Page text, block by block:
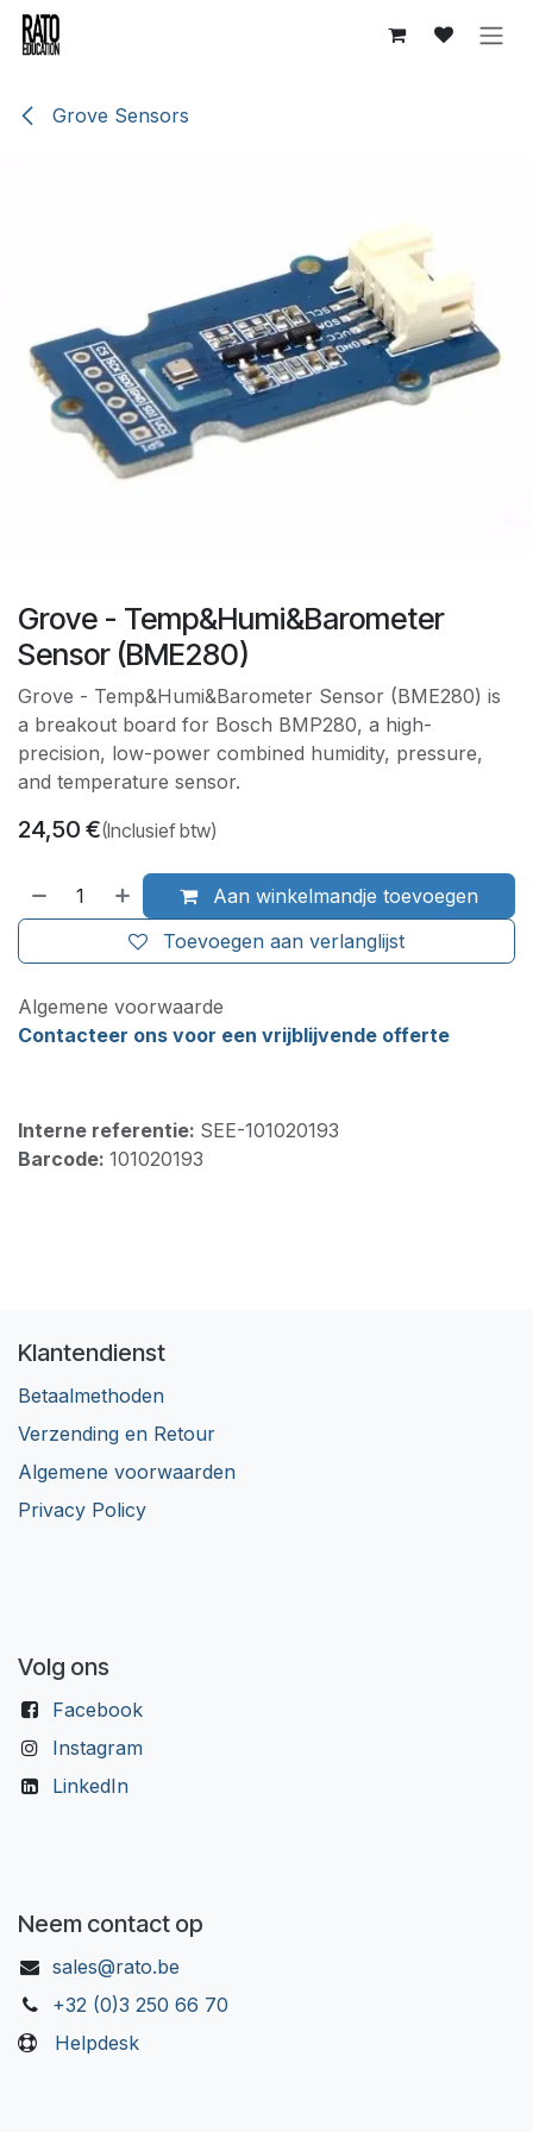
Overslaan naar inhoud
Grove Sensors
Grove - Temp&Humi&Barometer
Sensor (BME280)
Grove - Temp&Humi&Barometer Sensor (BME280) is
a breakout board for Bosch BMP280, a high-
precision, low-power combined humidity, pressure,
and temperature sensor.
24,50 €(Inclusief btw)
Aan winkelmandje toevoegen
Toevoegen aan verlanglijst
Algemene voorwaarde
Contacteer ons voor een vrijblijvende offerte
Interne referentie: SEE-101020193
Barcode: 101020193
Klantendienst
Betaalmethoden
Verzending en Retour
Algemene voorwaarden
Privacy Policy
Volg ons
Facebook
Instagram
LinkedIn
Neem contact op
sales@rato.be
+32 (0)3 250 66 70
Helpdesk